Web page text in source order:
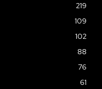
219
109
102
88
76
61